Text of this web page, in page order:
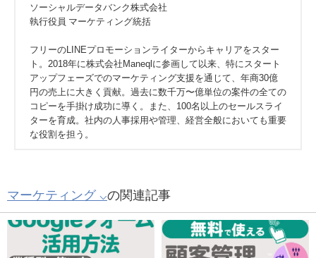
ソーシャルデータバンク株式会社
執行役員 マーケティング統括
フリーのLINEプロモーションライターからキャリアをスター
ト。2018年に株式会社Maneqlに参画して以来、特にスタート
アップフェーズでのマーケティング支援を通じて、年商30億
円の売上に大きく貢献。過去に数千万〜億単位の案件の全ての
コピーを手掛け成功に導く。また、100名以上のセールスライ
ターを育成。社内の人事採用や管理、経営全般においても重要
な役割を担う。
マーケティング ⌵の関連記事